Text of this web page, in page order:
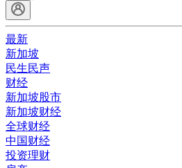
最新
新加坡
民生民声
财经
新加坡股市
新加坡财经
全球财经
中国财经
投资理财